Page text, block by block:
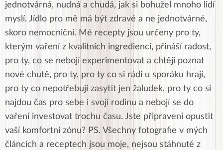
jednotvárná, nudná a chudá, jak si bohužel mnoho lidí
myslí. Jídlo pro mě má být zdravé a ne jednotvárné,
skoro nemocniční. Mé recepty jsou určeny pro ty,
kterým vaření z kvalitních ingrediencí, přináší radost,
pro ty, co se nebojí experimentovat a chtějí poznat
nové chutě, pro ty, pro ty co si rádi u sporáku hrají,
pro ty co nepotřebují zasytit jen žaludek, pro ty co si
najdou čas pro sebe i svojí rodinu a nebojí se do
vaření investovat trochu času. Jste připraveni opustit
vaší komfortní zónu? PS. Všechny fotografie v mých
článcích a receptech jsou moje, nejsou stáhnuté z